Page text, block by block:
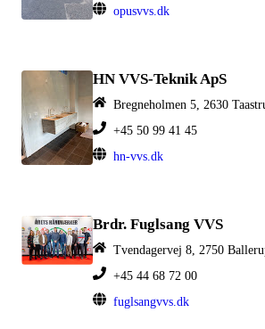
opusvvs.dk
HN VVS-Teknik ApS
Bregneholmen 5, 2630
+45 50 99 41 45
hn-vvs.dk
Brdr. Fuglsang VVS
Tvendagervej 8, 2750
+45 44 68 72 00
fuglsangvvs.dk